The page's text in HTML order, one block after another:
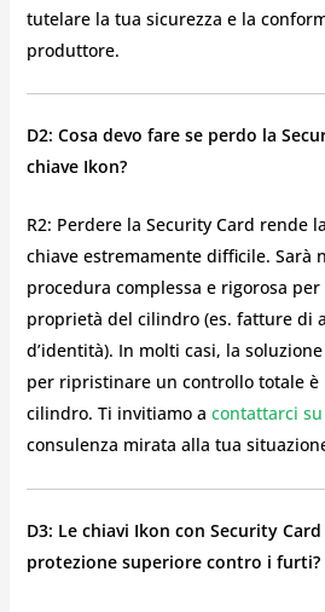
tutelare la tua sicurezza e la
produttore.
D2: Cosa devo fare se perdo la
chiave Ikon?
R2: Perdere la Security Card rende
chiave estremamente difficile. Sarà
procedura complessa e rigorosa
proprietà del cilindro (es. fatture di
d’identità). In molti casi, la
per ripristinare un controllo totale è
cilindro. Ti invitiamo a contattarci
consulenza mirata alla tua
D3: Le chiavi Ikon con Security
protezione superiore contro i furti?